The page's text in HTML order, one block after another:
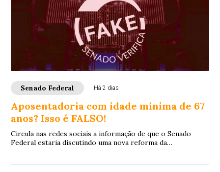
Senado Federal Há 2 dias
Aposentadoria com idade mínima de 67
anos? Isso é FALSO!
Circula nas redes sociais a informação de que o Senado
Federal estaria discutindo uma nova reforma da